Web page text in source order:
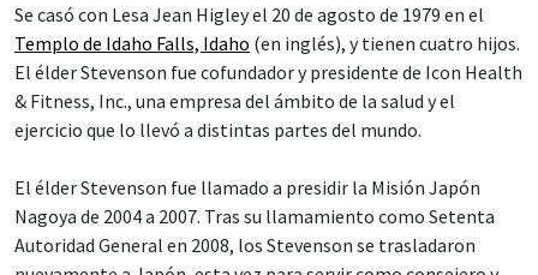
Se casó con Lesa Jean Higley el 20 de agosto de 1979 en el
Templo de Idaho Falls, Idaho (en inglés), y tienen cuatro hijos.
El élder Stevenson fue cofundador y presidente de Icon Health
& Fitness, Inc., una empresa del ámbito de la salud y el
ejercicio que lo llevó a distintas partes del mundo.
El élder Stevenson fue llamado a presidir la Misión Japón
Nagoya de 2004 a 2007. Tras su llamamiento como Setenta
Autoridad General en 2008, los Stevenson se trasladaron